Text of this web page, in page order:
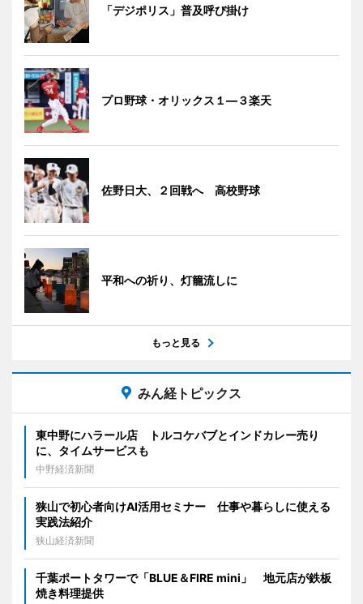
「デジポリス」普及呼び掛け
プロ野球・オリックス１―３楽天
佐野日大、２回戦へ 高校野球
平和への祈り、灯籠流しに
もっと見る
みん経トピックス
東中野にハラール店 トルコケバブとインドカレー売り
に、タイムサービスも
中野経済新聞
狭山で初心者向けAI活用セミナー 仕事や暮らしに使える
実践法紹介
狭山経済新聞
千葉ポートタワーで「BLUE＆FIRE mini」 地元店が鉄板
焼き料理提供